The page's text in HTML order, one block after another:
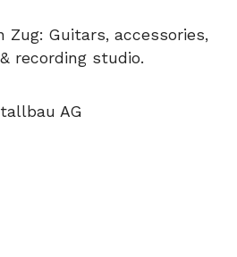
Zug: Guitars, accessories,
recording studio.